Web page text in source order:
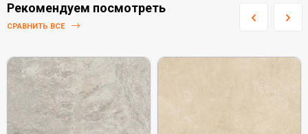
Рекомендуем посмотреть
СРАВНИТЬ ВСЕ